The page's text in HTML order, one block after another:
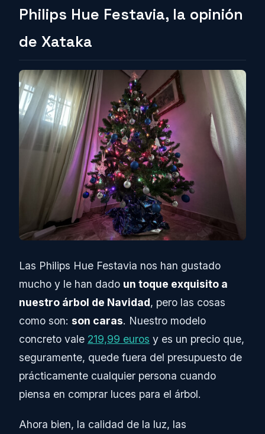
Philips Hue Festavia, la opinión
de Xataka
Las Philips Hue Festavia nos han gustado
mucho y le han dado un toque exquisito a
nuestro árbol de Navidad, pero las cosas
como son: son caras. Nuestro modelo
concreto vale 219,99 euros y es un precio que,
seguramente, quede fuera del presupuesto de
prácticamente cualquier persona cuando
piensa en comprar luces para el árbol.
Ahora bien, la calidad de la luz, las